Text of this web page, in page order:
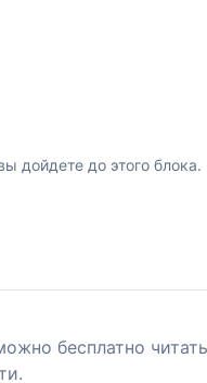
дойдете до этого блока.
бесплатно